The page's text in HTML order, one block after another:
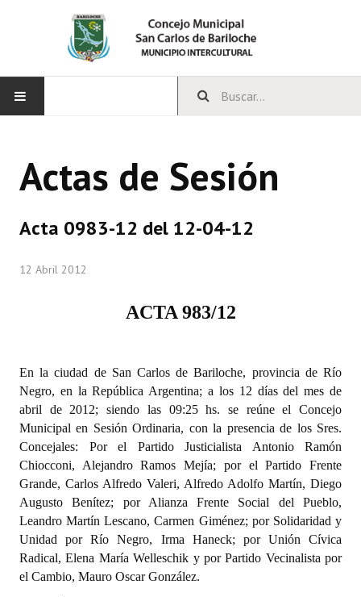
CONCEJO
Comisiones Especiales
Programas
LEGISLACIÓN
Constitución Nacional
Constitución Provincial
Carta Orgánica 2007
Reglamento Interno
Digesto
Actas de Sesión
Acta 0983-12 del 12-04-12
12 Abril 2012
ACTA 983/12
En la ciudad de San Carlos de Bariloche, provincia de Río
Negro, en la República Argentina; a los 12 días del mes de
abril de 2012; siendo las 09:25 hs. se reúne el Concejo
Municipal en Sesión Ordinaria, con la presencia de los Sres.
Concejales: Por el Partido Justicialista Antonio Ramón
Chiocconi, Alejandro Ramos Mejía; por el Partido Frente
Grande, Carlos Alfredo Valeri, Alfredo Adolfo Martín, Diego
Augusto Benítez; por Alianza Frente Social del Pueblo,
Leandro Martín Lescano, Carmen Giménez; por Solidaridad y
Unidad por Río Negro, Irma Haneck; por Unión Cívica
Radical, Elena María Welleschik y por Partido Vecinalista por
el Cambio, Mauro Oscar González.